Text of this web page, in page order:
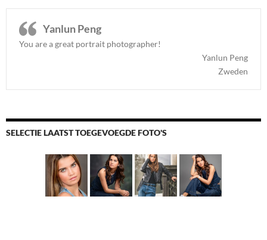
Yanlun Peng
You are a great portrait photographer!
Yanlun Peng
Zweden
SELECTIE LAATST TOEGEVOEGDE FOTO'S